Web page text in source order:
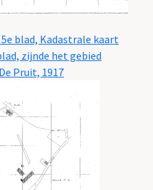
blad, Kadastrale kaart
zijnde het gebied
Pruit, 1917